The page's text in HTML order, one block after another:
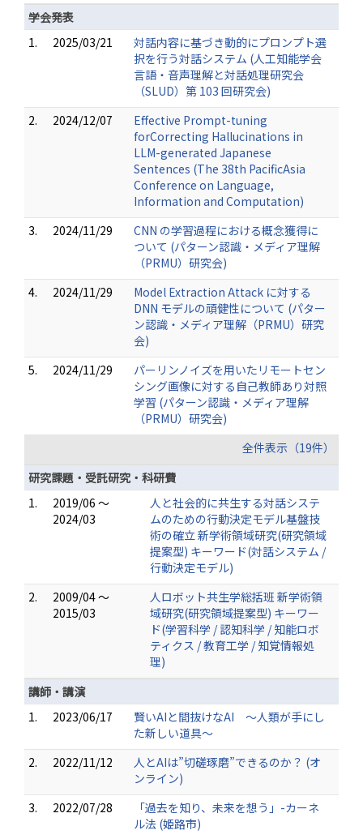
学会発表
1.
2025/03/21
対話内容に基づき動的にプロンプト選
択を行う対話システム (人工知能学会
言語・音声理解と対話処理研究会
（SLUD）第 103 回研究会)
2.
2024/12/07
Effective Prompt-tuning
forCorrecting Hallucinations in
LLM-generated Japanese
Sentences (The 38th PacificAsia
Conference on Language,
Information and Computation)
3.
2024/11/29
CNN の学習過程における概念獲得に
ついて (パターン認識・メディア理解
（PRMU）研究会)
4.
2024/11/29
Model Extraction Attack に対する
DNN モデルの頑健性について (パター
ン認識・メディア理解（PRMU）研究
会)
5.
2024/11/29
パーリンノイズを用いたリモートセン
シング画像に対する自己教師あり対照
学習 (パターン認識・メディア理解
（PRMU）研究会)
全件表示（19件）
研究課題・受託研究・科研費
1.
2019/06 ～
2024/03
人と社会的に共生する対話システ
ムのための行動決定モデル基盤技
術の確立 新学術領域研究(研究領域
提案型) キーワード(対話システム /
行動決定モデル)
2.
2009/04 ～
2015/03
人ロボット共生学総括班 新学術領
域研究(研究領域提案型) キーワー
ド(学習科学 / 認知科学 / 知能ロボ
ティクス / 教育工学 / 知覚情報処
理)
講師・講演
1.
2023/06/17
賢いAIと間抜けなAI ～人類が手にし
た新しい道具～
2.
2022/11/12
人とAIは”切磋琢磨”できるのか？ (オ
ンライン)
3.
2022/07/28
「過去を知り、未来を想う」-カーネ
ル法 (姫路市)